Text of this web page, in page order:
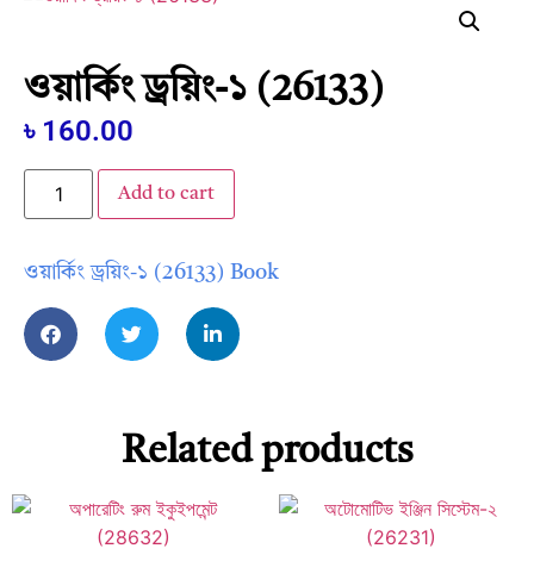
ওয়ার্কিং ড্রয়িং-১ (26133)
৳ 160.00
Add to cart
ওয়ার্কিং ড্রয়িং-১ (26133) Book
Related products